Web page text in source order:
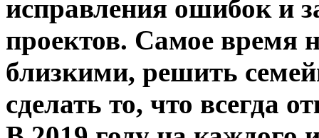
исправления ошибок и
проектов. Самое время
близкими, решить
сделать то, что всегда